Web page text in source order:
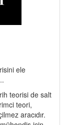
ele
teorisi de salt
teori,
aracıdır.